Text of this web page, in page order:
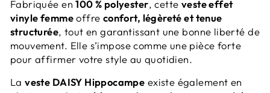
Fabriquée en 100 % polyester, cette veste effet
vinyle femme offre confort, légèreté et tenue
structurée, tout en garantissant une bonne liberté de
mouvement. Elle s’impose comme une pièce forte
pour affirmer votre style au quotidien.
La veste DAISY Hippocampe existe également en